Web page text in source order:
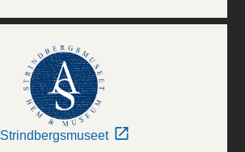
Strindbergsmuseet